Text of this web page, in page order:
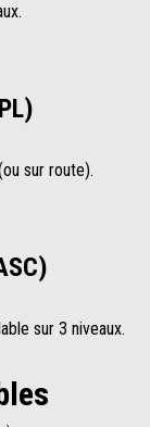
sur route).
sur 3 niveaux.